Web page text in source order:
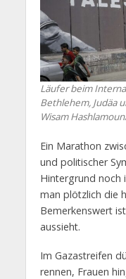
Läufer beim
Bethlehem, Judäa
Wisam
Ein Marathon
und politischer
Hintergrund noch
man plötzlich die
Bemerkenswert
aussieht.
Im Gazastreifen
rennen, Frauen